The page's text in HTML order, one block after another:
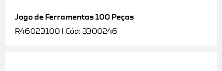
Jogo de Ferramentas 100 Peças
R46023100 | Cód: 3300246